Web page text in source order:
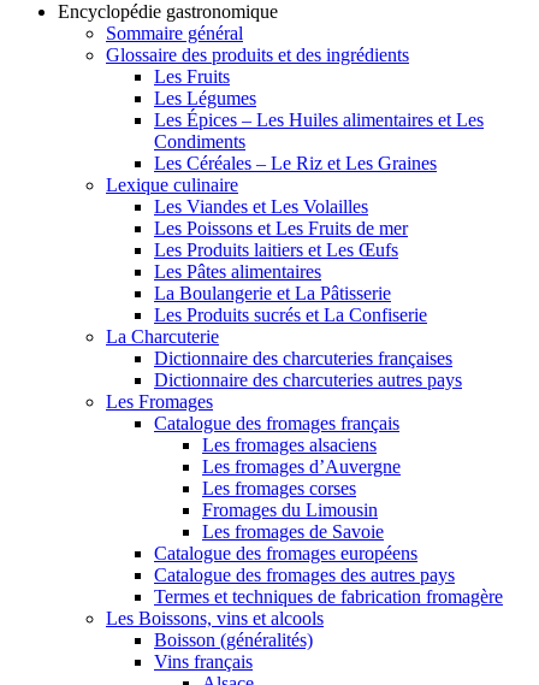
Encyclopédie gastronomique
Sommaire général
Glossaire des produits et des ingrédients
Les Fruits
Les Légumes
Les Épices – Les Huiles alimentaires et Les
Condiments
Les Céréales – Le Riz et Les Graines
Lexique culinaire
Les Viandes et Les Volailles
Les Poissons et Les Fruits de mer
Les Produits laitiers et Les Œufs
Les Pâtes alimentaires
La Boulangerie et La Pâtisserie
Les Produits sucrés et La Confiserie
La Charcuterie
Dictionnaire des charcuteries françaises
Dictionnaire des charcuteries autres pays
Les Fromages
Catalogue des fromages français
Les fromages alsaciens
Les fromages d’Auvergne
Les fromages corses
Fromages du Limousin
Les fromages de Savoie
Catalogue des fromages européens
Catalogue des fromages des autres pays
Termes et techniques de fabrication fromagère
Les Boissons, vins et alcools
Boisson (généralités)
Vins français